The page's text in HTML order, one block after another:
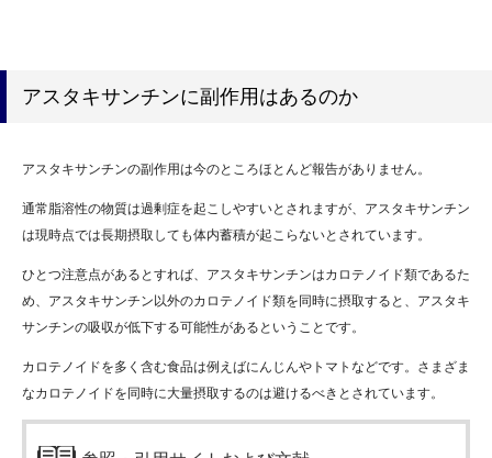
アスタキサンチンに副作用はあるのか
アスタキサンチンの副作用は今のところほとんど報告がありません。
通常脂溶性の物質は過剰症を起こしやすいとされますが、アスタキサンチン
は現時点では長期摂取しても体内蓄積が起こらないとされています。
ひとつ注意点があるとすれば、アスタキサンチンはカロテノイド類であるた
め、アスタキサンチン以外のカロテノイド類を同時に摂取すると、アスタキ
サンチンの吸収が低下する可能性があるということです。
カロテノイドを多く含む食品は例えばにんじんやトマトなどです。さまざま
なカロテノイドを同時に大量摂取するのは避けるべきとされています。